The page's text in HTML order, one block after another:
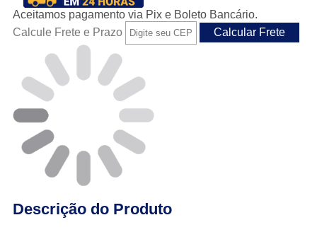
Aceitamos pagamento via Pix e Boleto Bancário.
Calcule Frete e Prazo
Descrição do Produto